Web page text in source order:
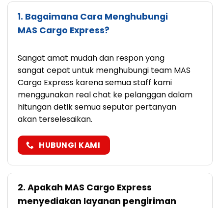
1. Bagaimana Cara Menghubungi
MAS Cargo Express?
Sangat amat mudah dan respon yang
sangat cepat untuk menghubungi team MAS
Cargo Express karena semua staff kami
menggunakan real chat ke pelanggan dalam
hitungan detik semua seputar pertanyan
akan terselesaikan.
HUBUNGI KAMI
2. Apakah MAS Cargo Express
menyediakan layanan pengiriman